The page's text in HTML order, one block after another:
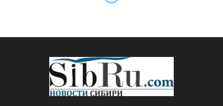
организация «Мы есть
русские» возьмётся за
формирование современной
российской идеологии